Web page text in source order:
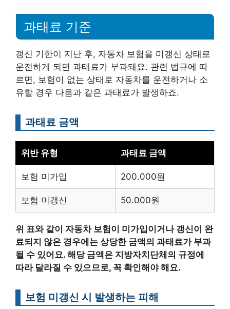
과태료 기준
갱신 기한이 지난 후, 자동차 보험을 미갱신 상태로
운전하게 되면 과태료가 부과돼요. 관련 법규에 따
르면, 보험이 없는 상태로 자동차를 운전하거나 소
유할 경우 다음과 같은 과태료가 발생하죠.
과태료 금액
위반 유형 과태료 금액
보험 미가입 200.000원
보험 미갱신 50.000원
위 표와 같이 자동차 보험이 미가입이거나 갱신이 완
료되지 않은 경우에는 상당한 금액의 과태료가 부과
될 수 있어요. 해당 금액은 지방자치단체의 규정에
따라 달라질 수 있으므로, 꼭 확인해야 해요.
보험 미갱신 시 발생하는 피해